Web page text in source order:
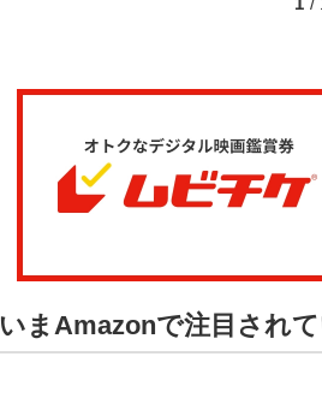
いまAmazonで注目され